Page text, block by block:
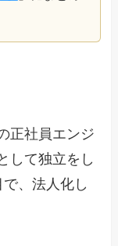
正社員エンジ
して独立をし
、法人化し